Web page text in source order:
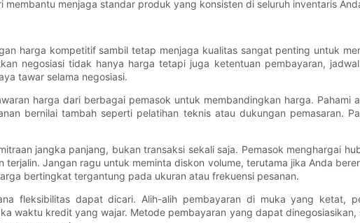
menjaga standar produk yang konsisten di seluruh inventaris
harga kompetitif sambil tetap menjaga kualitas sangat penting untuk
negosiasi tidak hanya harga tetapi juga ketentuan pembayaran,
tawar selama negosiasi.
harga dari berbagai pemasok untuk membandingkan harga.
bernilai tambah seperti pelatihan teknis atau dukungan pemasaran.
jangka panjang, bukan transaksi sekali saja. Pemasok menghargai
Jangan ragu untuk meminta diskon volume, terutama jika Anda
bertingkat tergantung pada ukuran atau frekuensi pesanan.
fleksibilitas dapat dicari. Alih-alih pembayaran di muka yang ketat,
waktu kredit yang wajar. Metode pembayaran yang dapat